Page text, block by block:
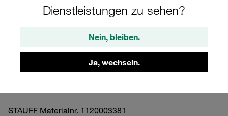
Dienstleistungen zu sehen?
Nein, bleiben.
Ja, wechseln.
Baureihe Gr. 2D-3D Edelstahl V4A DIN
STAUFF Materialnr. 1120003381